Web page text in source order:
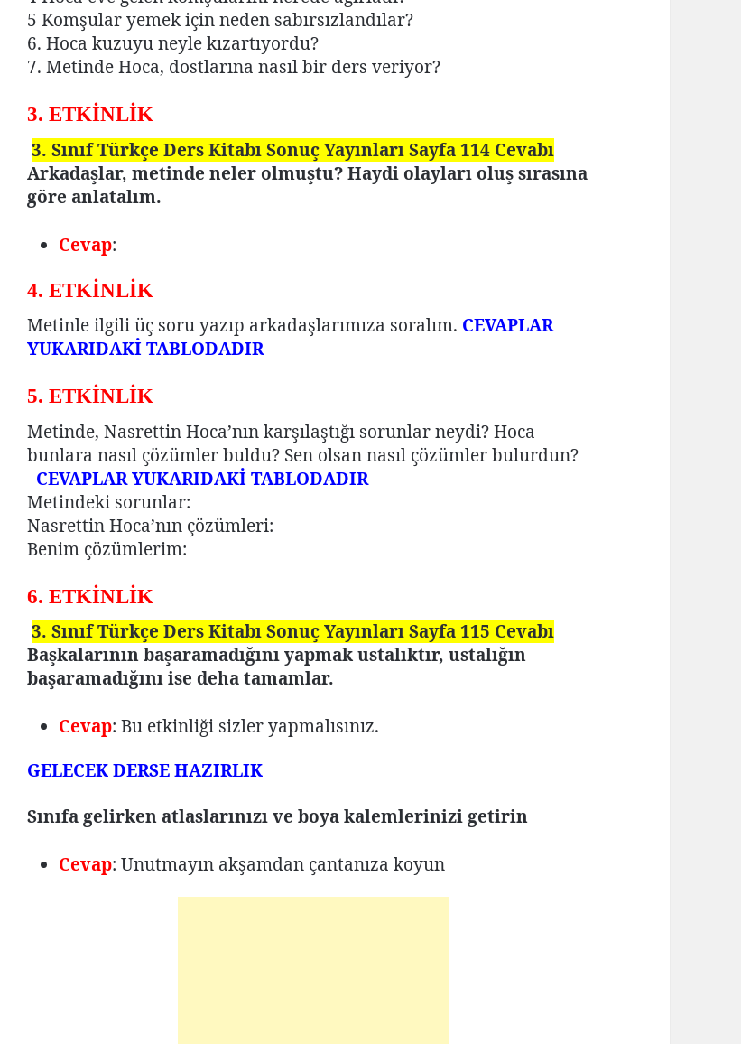
5 Komşular yemek için neden sabırsızlandılar?
6. Hoca kuzuyu neyle kızartıyordu?
7. Metinde Hoca, dostlarına nasıl bir ders veriyor?
3. ETKİNLİK
3. Sınıf Türkçe Ders Kitabı Sonuç Yayınları Sayfa 114 Cevabı
Arkadaşlar, metinde neler olmuştu? Haydi olayları oluş sırasına
göre anlatalım.
Cevap:
4. ETKİNLİK
Metinle ilgili üç soru yazıp arkadaşlarımıza soralım. CEVAPLAR
YUKARIDAKİ TABLODADIR
5. ETKİNLİK
Metinde, Nasrettin Hoca’nın karşılaştığı sorunlar neydi? Hoca
bunlara nasıl çözümler buldu? Sen olsan nasıl çözümler bulurdun?
CEVAPLAR YUKARIDAKİ TABLODADIR
Metindeki sorunlar:
Nasrettin Hoca’nın çözümleri:
Benim çözümlerim:
6. ETKİNLİK
3. Sınıf Türkçe Ders Kitabı Sonuç Yayınları Sayfa 115 Cevabı
Başkalarının başaramadığını yapmak ustalıktır, ustalığın
başaramadığını ise deha tamamlar.
Cevap: Bu etkinliği sizler yapmalısınız.
GELECEK DERSE HAZIRLIK
Sınıfa gelirken atlaslarınızı ve boya kalemlerinizi getirin
Cevap: Unutmayın akşamdan çantanıza koyun